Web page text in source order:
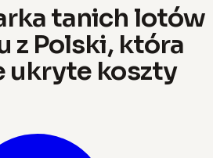
tanich lotów
z Polski, która
ukryte koszty